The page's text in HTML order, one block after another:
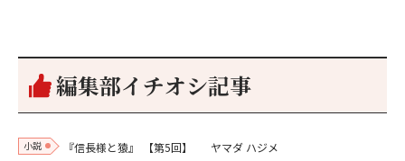
編集部イチオシ記事
小説 『信長様と猿』 【第5回】 ヤマダ ハジメ